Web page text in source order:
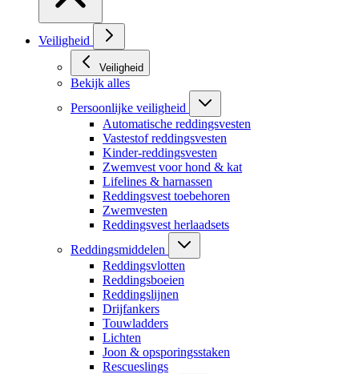
Veiligheid
Veiligheid
Bekijk alles
Persoonlijke veiligheid
Automatische reddingsvesten
Vastestof reddingsvesten
Kinder-reddingsvesten
Zwemvest voor hond & kat
Lifelines & harnassen
Reddingsvest toebehoren
Zwemvesten
Reddingsvest herlaadsets
Reddingsmiddelen
Reddingsvlotten
Reddingsboeien
Reddingslijnen
Drijfankers
Touwladders
Lichten
Joon & opsporingsstaken
Rescueslings